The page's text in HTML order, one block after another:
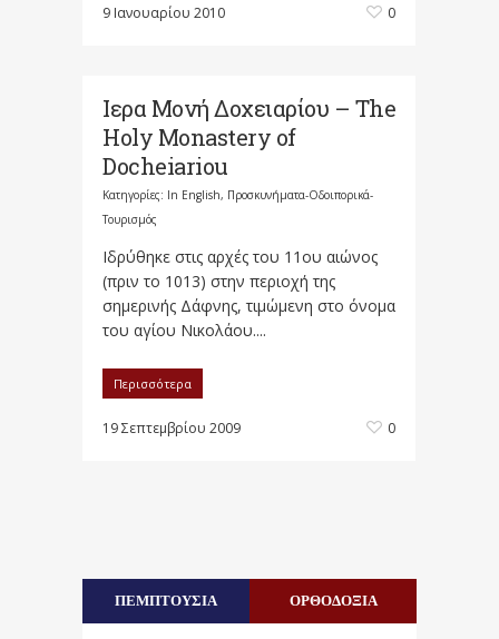
9 Ιανουαρίου 2010 0
Ιερα Μονή Δοχειαρίου – The
Holy Monastery of
Docheiariou
Κατηγορίες: In English, Προσκυνήματα-Οδοιπορικά-
Τουρισμός
Ιδρύθηκε στις αρχές του 11ου αιώνος
(πριν το 1013) στην περιοχή της
σημερινής Δάφνης, τιμώμενη στο όνομα
του αγίου Νικολάου....
Περισσότερα
19 Σεπτεμβρίου 2009 0
ΠΕΜΠΤΟΥΣΙΑ ΟΡΘΟΔΟΞΙΑ